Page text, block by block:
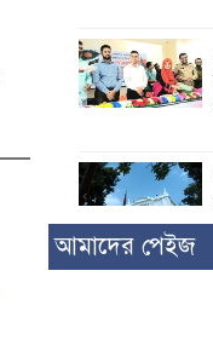
আমাদের পেইজ